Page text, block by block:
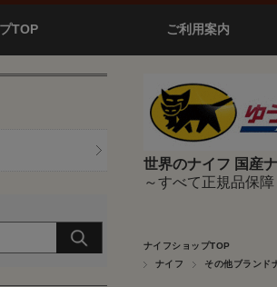
TOP ご利用案内
世界のナイフ 国産
～すべて正規品保
ナイフショップTOP
ナイフ
その他ブランド